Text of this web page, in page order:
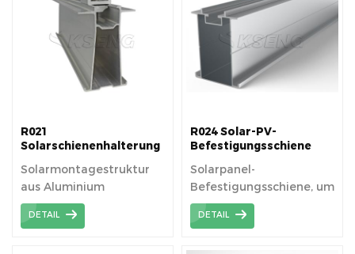
R021
Solarschienenhalterung
Solarmontagestruktur
aus Aluminium
DETAIL
R024 Solar-PV-
Befestigungsschiene
Solarpanel-
Befestigungsschiene, um
Solar-PV-Anlagen eine
sichere Plattform für
DETAIL